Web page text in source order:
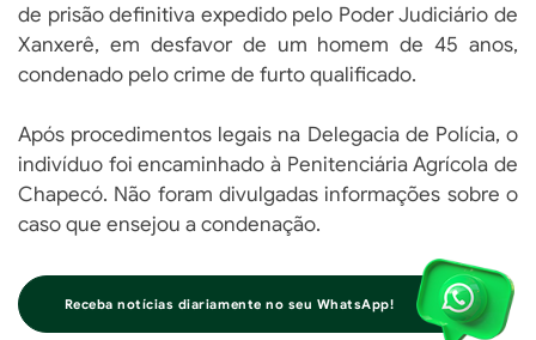
de prisão definitiva expedido pelo Poder Judiciário de
Xanxerê, em desfavor de um homem de 45 anos,
condenado pelo crime de furto qualificado.
Após procedimentos legais na Delegacia de Polícia, o
indivíduo foi encaminhado à Penitenciária Agrícola de
Chapecó. Não foram divulgadas informações sobre o
caso que ensejou a condenação.
Receba notícias diariamente no seu WhatsApp!